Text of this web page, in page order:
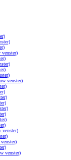
venster)
venster)
venster)
venster)